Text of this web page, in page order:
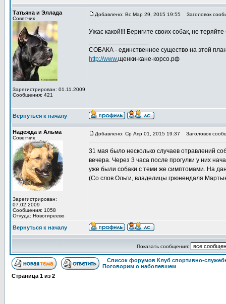
Татьяна и Эллада
Советчик
Зарегистрирован: 01.11.2009
Сообщения: 421
Добавлено: Вс Мар 29, 2015 19:55 Заголовок
Ужас какой!!! Беригите своих собак, не теряйте
СОБАКА - единственное существо на этой
http://www.щенки-кане-корсо.рф
Вернуться к началу
Надежда и Альма
Советчик
Зарегистрирован:
07.02.2009
Сообщения: 1058
Откуда: Новогиреево
Добавлено: Ср Апр 01, 2015 19:37 Заголовок
31 мая было несколько случаев отравлений
вечера. Через 3 часа после прогулки у них
уже были собаки с теми же симптомами. На
(Со слов Ольги, владелицы грюнендаля
Вернуться к началу
Показать сообщения:
Список форумов Клуб спортивно-
Поговорим о наболевшем
Страница 1 из 2